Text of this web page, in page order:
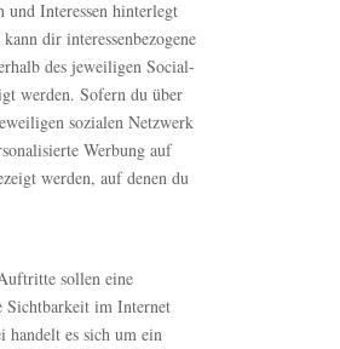
und Interessen hinterlegt
dir interessenbezogene
des jeweiligen Social-
werden. Sofern du über
sozialen Netzwerk
Werbung auf
werden, auf denen du
sollen eine
Sichtbarkeit im Internet
handelt es sich um ein